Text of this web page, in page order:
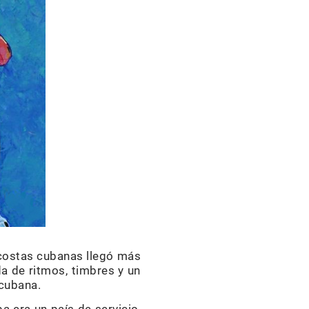
cubanas llegó más
de ritmos, timbres y un